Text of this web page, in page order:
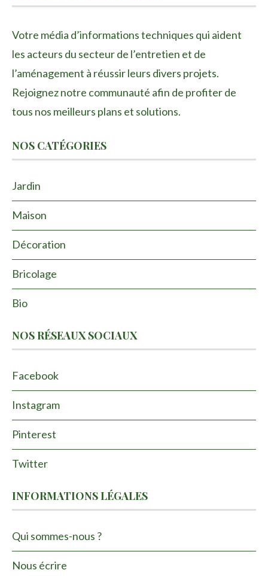
Votre média d’informations techniques qui aident
les acteurs du secteur de l’entretien et de
l’aménagement à réussir leurs divers projets.
Rejoignez notre communauté afin de profiter de
tous nos meilleurs plans et solutions.
NOS CATÉGORIES
Jardin
Maison
Décoration
Bricolage
Bio
NOS RÉSEAUX SOCIAUX
Facebook
Instagram
Pinterest
Twitter
INFORMATIONS LÉGALES
Qui sommes-nous ?
Nous écrire